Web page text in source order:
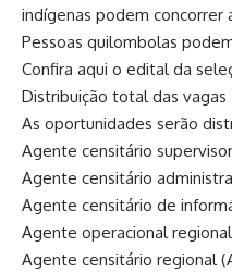
indígenas podem concorrer
Pessoas quilombolas
Confira aqui o edital da
Distribuição total das vagas
As oportunidades serão
Agente censitário supervisor
Agente censitário
Agente censitário de
Agente operacional
Agente censitário regional